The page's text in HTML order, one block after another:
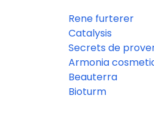
Rene furterer
Catalysis
Secrets de
Armonia
Beauterra
Bioturm